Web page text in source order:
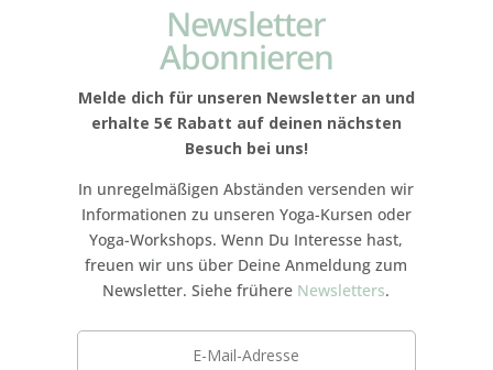
Newsletter
Abonnieren
Melde dich für unseren Newsletter an und
erhalte 5€ Rabatt auf deinen nächsten
Besuch bei uns!
In unregelmäßigen Abständen versenden wir
Informationen zu unseren Yoga-Kursen oder
Yoga-Workshops. Wenn Du Interesse hast,
freuen wir uns über Deine Anmeldung zum
Newsletter. Siehe frühere Newsletters.